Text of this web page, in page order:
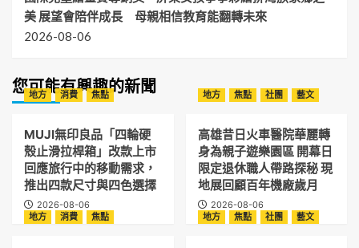
美 展望會陪伴成長 母親相信教育能翻轉未來
2026-08-06
您可能有興趣的新聞
地方 消費 焦點
MUJI無印良品「四輪硬
殼止滑拉桿箱」改款上市
回應旅行中的移動需求，
推出四款尺寸與四色選擇
2026-08-06
地方 焦點 社團 藝文
高雄昔日火車醫院華麗轉
身為親子遊樂園區 開幕日
限定退休職人帶路探秘 現
地展回顧百年機廠歲月
2026-08-06
地方
消費 焦點 地方 焦點 社團 藝文